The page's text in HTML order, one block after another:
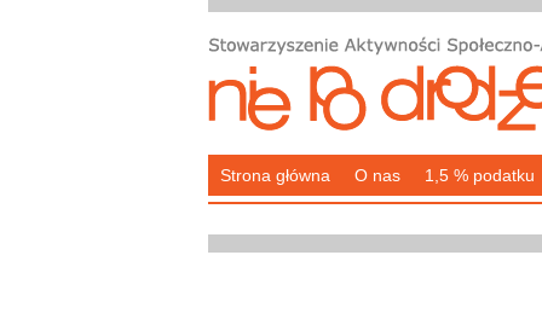
Strona główna O nas 1,5 % podatku